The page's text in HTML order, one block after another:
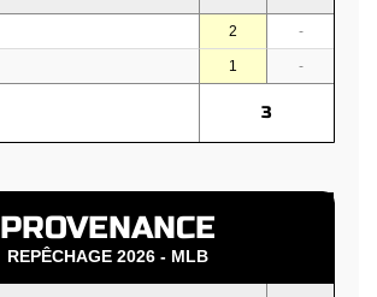
2 -
1 -
3
PROVENANCE
REPÊCHAGE 2026 - MLB